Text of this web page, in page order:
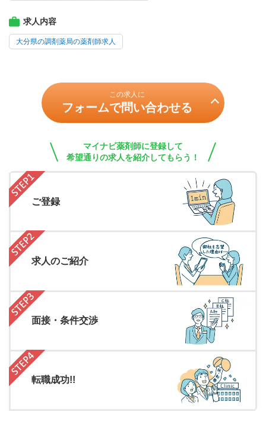
求人内容
大分県の調剤薬局の薬剤師求人
この求人に
フォームで問い合わせる
マイナビ薬剤師に登録して
希望通りの求人を紹介してもらう！
ご登録
求人のご紹介
面接・条件交渉
転職成功!!